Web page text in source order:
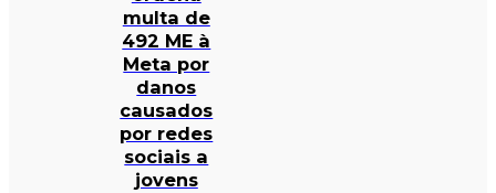
multa de
492 ME à
Meta por
danos
causados
por redes
sociais a
jovens